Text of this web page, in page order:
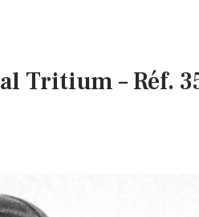
Tritium – Réf.